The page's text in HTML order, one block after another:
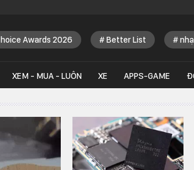
Awards 2026 Better List
XEM - MUA - LUÔN XE APPS-GAME